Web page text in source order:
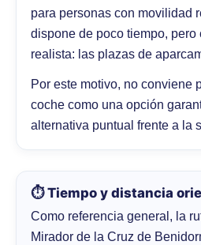
para personas con movilidad
dispone de poco tiempo, pero
realista: las plazas de
Por este motivo, no conviene
coche como una opción
alternativa puntual frente a la
⏱️ Tiempo y distancia
Como referencia general, la
Mirador de la Cruz de